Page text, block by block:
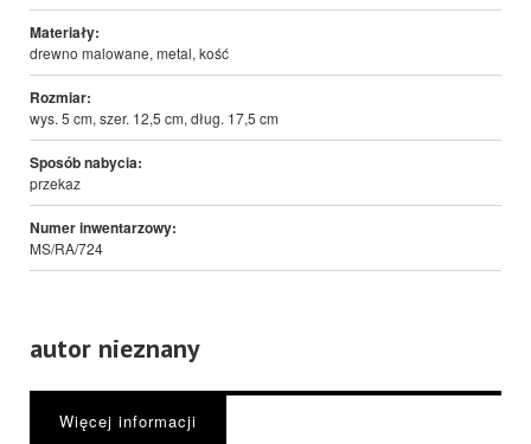
Materiały:
drewno malowane, metal, kość
Rozmiar:
wys. 5 cm, szer. 12,5 cm, dług. 17,5 cm
Sposób nabycia:
przekaz
Numer inwentarzowy:
MS/RA/724
autor nieznany
Więcej informacji